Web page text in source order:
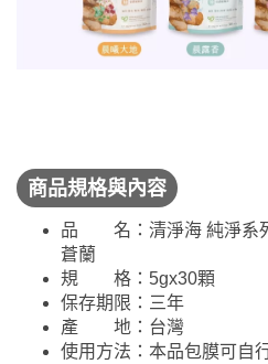
商品規格與內容
品 名：清淨海 純淨系
蒼蘭
規 格：5gx30顆
保存期限：三年
產 地：台灣
使用方法：本品包膜可自